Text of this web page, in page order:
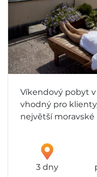
Víkendový pobyt
vhodný pro
největší moravské
3 dny